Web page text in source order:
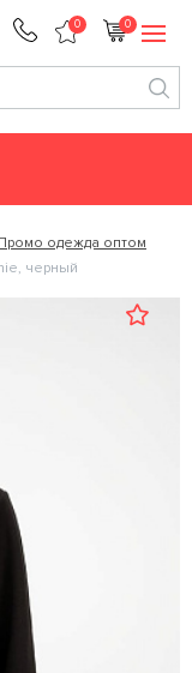
0 0
одежда оптом
черный